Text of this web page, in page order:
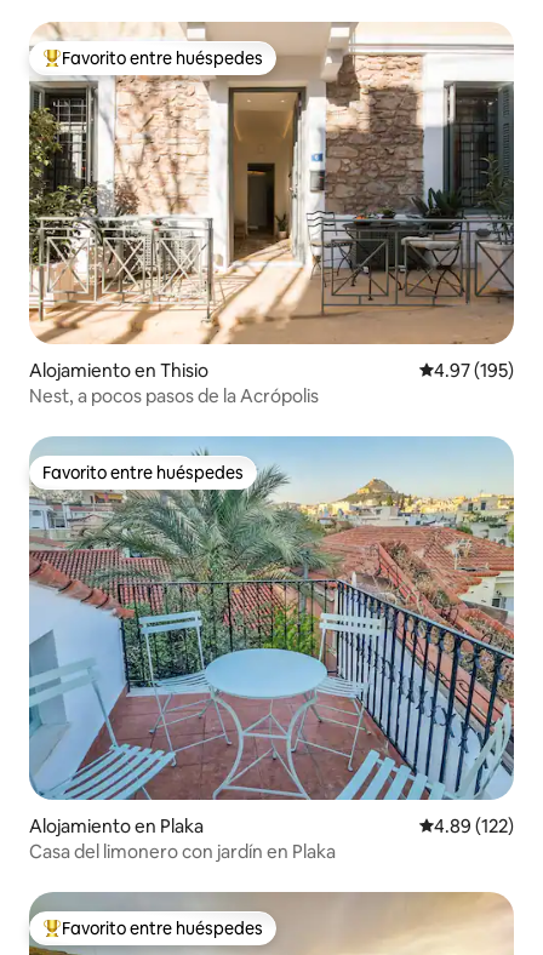
Favorito entre huéspedes preferido
Favorito entre huéspedes
Alojamiento en Thisio Calificación
4.97 (195)
Nest, a pocos pasos de la Acrópolis
Favorito entre huéspedes
Favorito entre huéspedes
Alojamiento en Plaka Calificación
4.89 (122)
Casa del limonero con jardín en Plaka
Favorito entre huéspedes preferido
Favorito entre huéspedes